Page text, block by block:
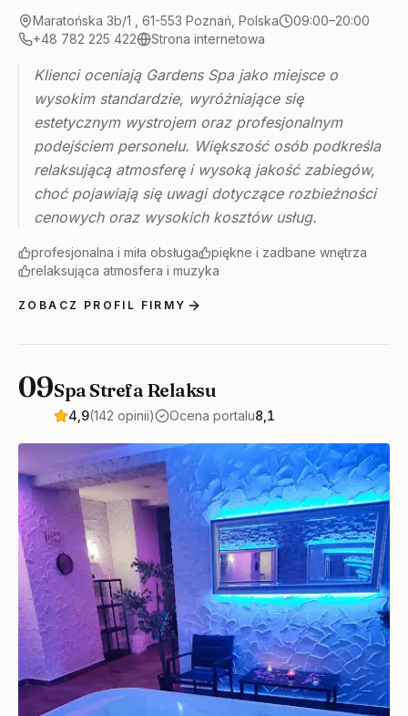
Maratońska 3b/1 ‎‎‎, 61-553 Poznań, Polska
09:00–20:00
+48 782 225 422
Strona internetowa
Klienci oceniają Gardens Spa jako miejsce o
wysokim standardzie, wyróżniające się
estetycznym wystrojem oraz profesjonalnym
podejściem personelu. Większość osób podkreśla
relaksującą atmosferę i wysoką jakość zabiegów,
choć pojawiają się uwagi dotyczące rozbieżności
cenowych oraz wysokich kosztów usług.
profesjonalna i miła obsługa
piękne i zadbane wnętrza
relaksująca atmosfera i muzyka
ZOBACZ PROFIL FIRMY
09Spa Strefa Relaksu
4,9(142 opinii) Ocena portalu8,1